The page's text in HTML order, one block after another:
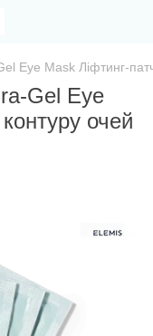
Eye Mask Ліфтинг-
Gel Eye
очей